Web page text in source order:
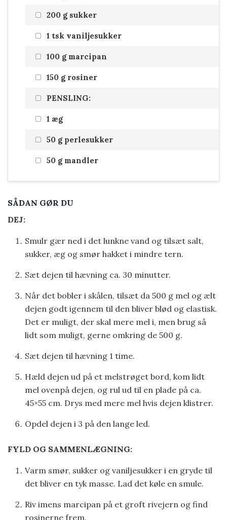
200 g sukker
1 tsk vaniljesukker
100 g marcipan
150 g rosiner
PENSLING:
1 æg
50 g perlesukker
50 g mandler
SÅDAN GØR DU
DEJ:
Smulr gær ned i det lunkne vand og tilsæt salt,
sukker, æg og smør hakket i mindre tern.
Sæt dejen til hævning ca. 30 minutter.
Når det bobler i skålen, tilsæt da 500 g mel og ælt
dejen godt igennem til den bliver blød og elastisk.
Det er muligt, der skal mere mel i, men brug så
lidt som muligt, gerne omkring de 500 g.
Sæt dejen til hævning 1 time.
Hæld dejen ud på et melstrøget bord, kom lidt
mel ovenpå dejen, og rul ud til en plade på ca.
45×55 cm. Drys med mere mel hvis dejen klistrer.
Opdel dejen i 3 på den lange led.
FYLD OG SAMMENLÆGNING:
Varm smør, sukker og vaniljesukker i en gryde til
det bliver en tyk masse. Lad det køle en smule.
Riv imens marcipan på et groft rivejern og find
rosinerne frem.